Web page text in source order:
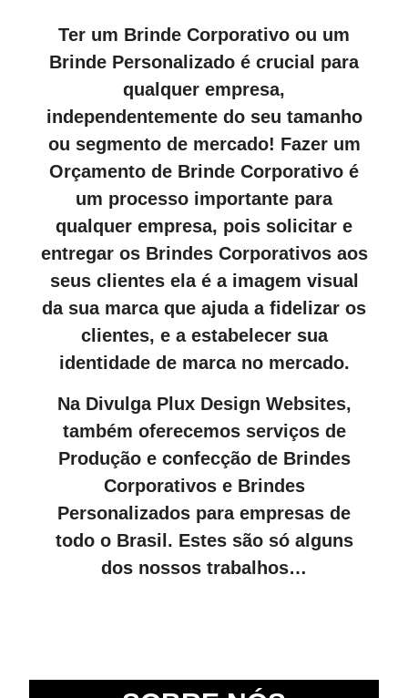
Ter um Brinde Corporativo ou um
Brinde Personalizado é crucial para
qualquer empresa,
independentemente do seu tamanho
ou segmento de mercado! Fazer um
Orçamento de Brinde Corporativo é
um processo importante para
qualquer empresa, pois solicitar e
entregar os Brindes Corporativos aos
seus clientes ela é a imagem visual
da sua marca que ajuda a fidelizar os
clientes, e a estabelecer sua
identidade de marca no mercado.
Na Divulga Plux Design Websites,
também oferecemos serviços de
Produção e confecção de Brindes
Corporativos e Brindes
Personalizados para empresas de
todo o Brasil. Estes são só alguns
dos nossos trabalhos…